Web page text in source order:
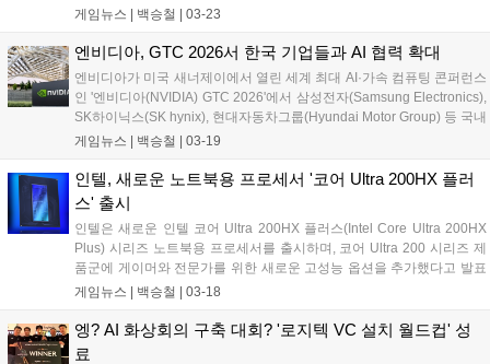
설계의 스테디셀러 'ZBOX CI343 Edge'을 주축으로, 고대역폭 DDR5
에이전트 구동 환경을 제공한다....
게임뉴스 | 백승철 03-23
엔비디아, GTC 2026서 한국 기업들과 AI 협력 확대
엔비디아가 미국 새너제이에서 열린 세계 최대 AI·가속 컴퓨팅 콘퍼런스
인 '엔비디아(NVIDIA) GTC 2026'에서 삼성전자(Samsung Electronics),
SK하이닉스(SK hynix), 현대자동차그룹(Hyundai Motor Group) 등 국내
주요 기업들과의 다양한 협력 사례를 공개했다. 이번 행사에서는 AI 인프
기술에 이르기까지 엔비디아가 국내 기업들과 함께 추진하고 있는 주요
기술 협력 사례를 소개했다....
게임뉴스 | 백승철 03-19
인텔, 새로운 노트북용 프로세서 '코어 Ultra 200HX 플러
스' 출시
인텔은 새로운 인텔 코어 Ultra 200HX 플러스(Intel Core Ultra 200HX
Plus) 시리즈 노트북용 프로세서를 출시하며, 코어 Ultra 200 시리즈 제
품군에 게이머와 전문가를 위한 새로운 고성능 옵션을 추가했다고 발표
했다. 고성능 게이밍, 스트리밍, 콘텐츠 제작 및 워크스테이션 환경에 최
290HX 플러스' 및 '인텔 코어 Ultra 7 270HX 플러스' 등 두 가지 신규 프
로세서를 포함한다. 이 신규 프로세서들은 아키텍처 개선과 더불어, 일
게임뉴스 | 백승철 03-18
엥? AI 화상회의 구축 대회? '로지텍 VC 설치 월드컵' 성
료